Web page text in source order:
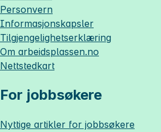
Personvern
Informasjonskapsler
Tilgjengelighetserklæring
Om arbeidsplassen.no
Nettstedkart
For jobbsøkere
Nyttige artikler for jobbsøkere